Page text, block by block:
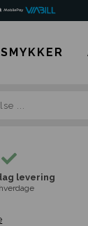
SMYKKER
levering